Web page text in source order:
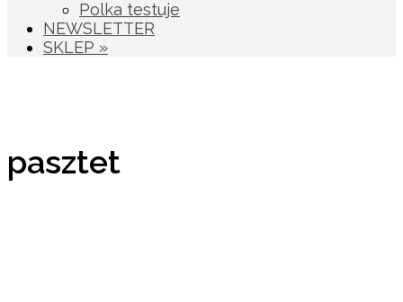
Polka testuje
NEWSLETTER
SKLEP »
pasztet